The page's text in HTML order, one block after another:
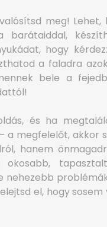
meg! Lehet,
hogy
a faladra
bele a
és ha
a megfelelőt, akkor
hanem
nehezebb
el, hogy sosem